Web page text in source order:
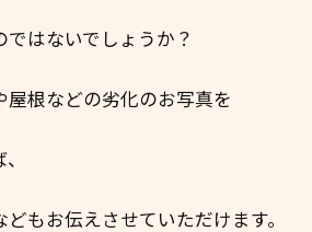
はないでしょうか？
屋根などの劣化のお写真を
もお伝えさせていただけます。